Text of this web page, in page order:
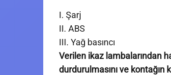
I. Şarj
II. ABS
III. Yağ basıncı
Verilen ikaz lambalarından
durdurulmasını ve kontağın